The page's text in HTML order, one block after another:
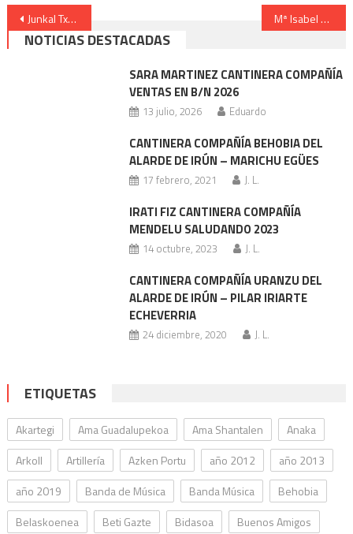
Navegación
de
Junkal Txapartegui Cantinera de Caballería celebrando 1990 Mª Isabel Alkain elegida Cantinera Caballería de Hondarribia1990
NOTICIAS DESTACADAS
SARA MARTINEZ CANTINERA COMPAÑÍA
VENTAS EN B/N 2026
13 julio, 2026 Eduardo
CANTINERA COMPAÑÍA BEHOBIA DEL
ALARDE DE IRÚN – MARICHU EGÜES
17 febrero, 2021 J. L.
IRATI FIZ CANTINERA COMPAÑÍA
MENDELU SALUDANDO 2023
14 octubre, 2023 J. L.
CANTINERA COMPAÑÍA URANZU DEL
ALARDE DE IRÚN – PILAR IRIARTE
ECHEVERRIA
24 diciembre, 2020 J. L.
ETIQUETAS
Akartegi Ama Guadalupekoa Ama Shantalen
Anaka
Arkoll
Artillería Azken Portu año 2012
año 2013
año 2019
Banda de Música Banda Música
Behobia
Belaskoenea
Beti Gazte Bidasoa
Buenos Amigos